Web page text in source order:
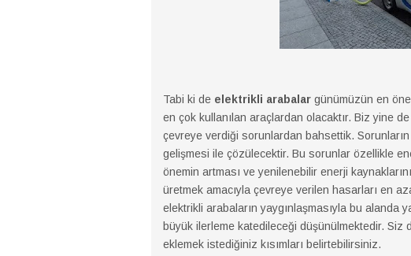
Tabi ki de elektrikli arabalar günümüzün en
en çok kullanılan araçlardan olacaktır. Biz yine
çevreye verdiği sorunlardan bahsettik.
gelişmesi ile çözülecektir. Bu sorunlar özellikle
önemin artması ve yenilenebilir enerji
üretmek amacıyla çevreye verilen hasarları en
elektrikli arabaların yaygınlaşmasıyla bu alanda
büyük ilerleme katedileceği düşünülmektedir.
eklemek istediğiniz kısımları belirtebilirsiniz.